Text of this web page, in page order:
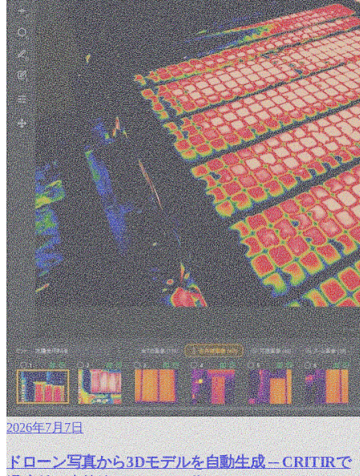
2026年7月7日
ドローン写真から3Dモデルを自動生成 ─ CRITIRで